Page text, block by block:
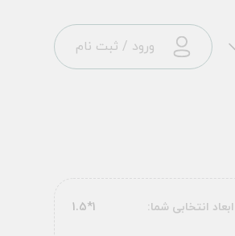
ورود / ثبت نام
ابعاد انتخابی شما: 1*1.5